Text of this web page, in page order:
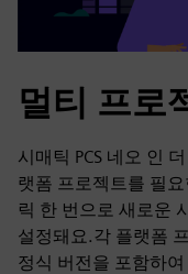
멀티 프로
시매틱 PCS 네오 인
랫폼 프로젝트를 필
릭 한 번으로 새로운
설정돼요.각 플랫폼
정식 버전을 포함하